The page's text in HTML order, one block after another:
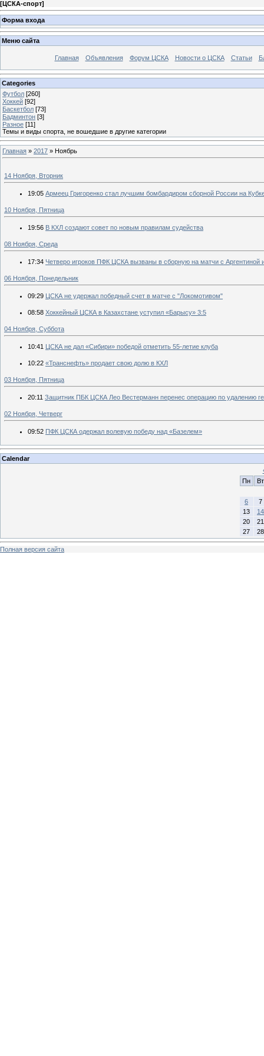
[ЦСКА-спорт]
Форма входа
Меню сайта
Главная Объявления Форум ЦСКА Новости о ЦСКА Статьи
Categories
Футбол [260]
Хоккей [92]
Баскетбол [73]
Бадминтон [3]
Разное [11]
Темы и виды спорта, не вошедшие в другие категории
Главная » 2017 » Ноябрь
14 Ноября, Вторник
19:05 Армеец Григоренко стал лучшим бомбардиром сборной России на
10 Ноября, Пятница
19:56 В КХЛ создают совет по новым правилам судейства
08 Ноября, Среда
17:34 Четверо игроков ПФК ЦСКА вызваны в сборную на матчи с Аргентиной
06 Ноября, Понедельник
09:29 ЦСКА не удержал победный счет в матче с "Локомотивом"
08:58 Хоккейный ЦСКА в Казахстане уступил «Барысу» 3:5
04 Ноября, Суббота
10:41 ЦСКА не дал «Сибири» победой отметить 55-летие клуба
10:22 «Транснефть» продает свою долю в КХЛ
03 Ноября, Пятница
20:11 Защитник ПБК ЦСКА Лео Вестерманн перенес операцию по удалению
02 Ноября, Четверг
09:52 ПФК ЦСКА одержал волевую победу над «Базелем»
Calendar
Пн
Вт
6
7
13
14
20
21
27
28
Полная версия сайта